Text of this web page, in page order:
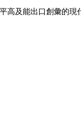
高及能出口創彙的現